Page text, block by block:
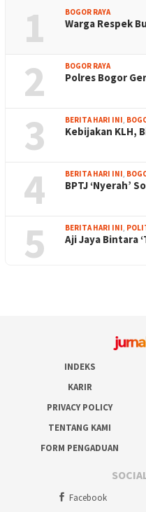
1 BOGOR RAYA
Warga Respek
2 BOGOR RAYA
Polres Bogor
3 BERITA HARI INI,
Kebijakan KLH,
4 BERITA HARI INI,
BPTJ ‘Nyerah’
5 BERITA HARI INI,
Aji Jaya Bintara
INDEKS
KARIR
PRIVACY POLICY
TENTANG KAMI
FORM PENGADUAN
Facebook